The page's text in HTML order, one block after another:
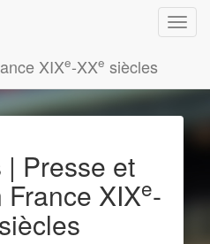
XIXe-XXe siècles
Presse et
XIXe-
siècles